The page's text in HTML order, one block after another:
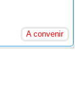
A convenir